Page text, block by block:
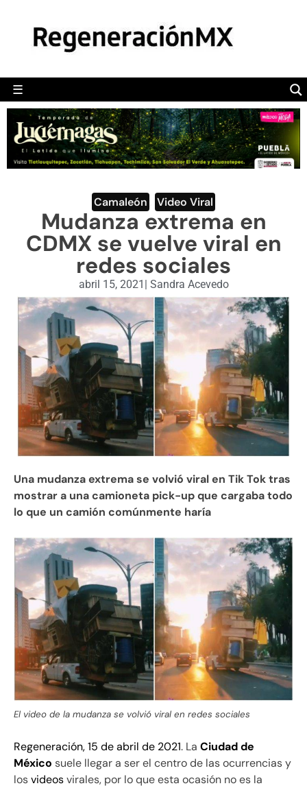
☰
POLÍTICA
CAMALEÓN
OPINIÓN
DEPORTES
ENGLISH SECTION
VIDEOS
Camaleón Video Viral
Mudanza extrema en
CDMX se vuelve viral en
redes sociales
abril 15, 2021 | Sandra Acevedo
Una mudanza extrema se volvió viral en Tik Tok tras
mostrar a una camioneta pick-up que cargaba todo
lo que un camión comúnmente haría
El video de la mudanza se volvió viral en redes sociales
Regeneración, 15 de abril de 2021. La Ciudad de
México suele llegar a ser el centro de las ocurrencias y
losvideosvirales, por lo que esta ocasión no es la